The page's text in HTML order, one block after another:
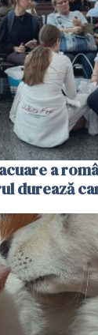
a
durează